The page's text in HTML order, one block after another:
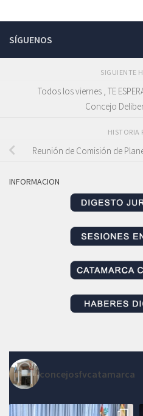
SÍGUENOS
SIGUIENTE
Todos los viernes , TE
Concejo
HISTORIA
Reunión de Comisión de
INFORMACION
concejosfvcatamarca